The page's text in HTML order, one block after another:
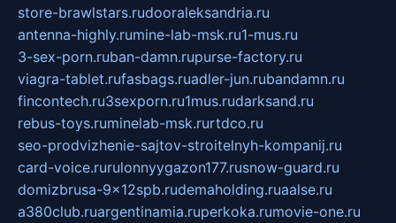
store-brawlstars.rudooraleksandria.ru
antenna-highly.rumine-lab-msk.ru1-mus.ru
3-sex-porn.ruban-damn.rupurse-factory.ru
viagra-tablet.rufasbags.ruadler-jun.rubandamn.ru
fincontech.ru3sexporn.ru1mus.rudarksand.ru
rebus-toys.ruminelab-msk.rurtdco.ru
seo-prodvizhenie-sajtov-stroitelnyh-kompanij.ru
card-voice.rurulonnyygazon177.rusnow-guard.ru
domizbrusa-9x12spb.rudemaholding.ruaalse.ru
a380club.ruargentinamia.ruperkoka.rumovie-one.ru